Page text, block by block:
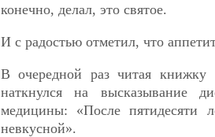
конечно, делал, это святое.
И с радостью отметил, что
В очередной раз читая книжку
наткнулся на высказывание
медицины: «После пятидесяти
невкусной».